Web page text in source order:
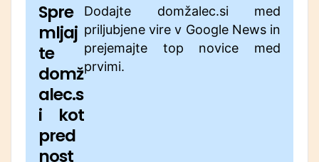
Spre
mljaj
te
domž
alec.s
i kot
pred
nost
Dodajte domžalec.si med
priljubjene vire v Google News in
prejemajte top novice med
prvimi.